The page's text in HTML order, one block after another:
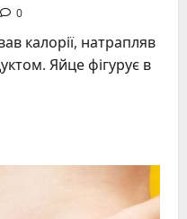
0
калорії, натрапляв
Яйце фігурує в